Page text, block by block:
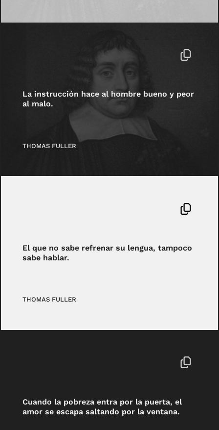
La instrucción hace al hombre bueno y peor
al malo.
THOMAS FULLER
El que no sabe refrenar su lengua, tampoco
sabe hablar.
THOMAS FULLER
Cuando la pobreza entra por la puerta, el
amor se escapa saltando por la ventana.